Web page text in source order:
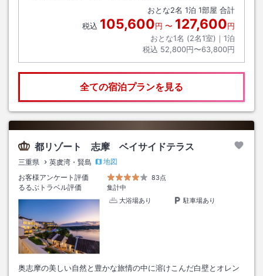
おとな2名 1泊 1部屋 合計
税込 105,600円 〜 127,600円
おとな1名 (2名1室)｜ 1泊
税込 52,800円〜63,800円
全ての宿泊プランを見る
都リゾート 志摩 ベイサイドテラス
三重県 英虞湾・賢島
地図
お客様アンケート評価
83点
るるぶトラベル評価
集計中
大浴場あり
駐車場あり
奥志摩の美しい自然と豊かな旅情の中に溶けこんだ白壁とオレン